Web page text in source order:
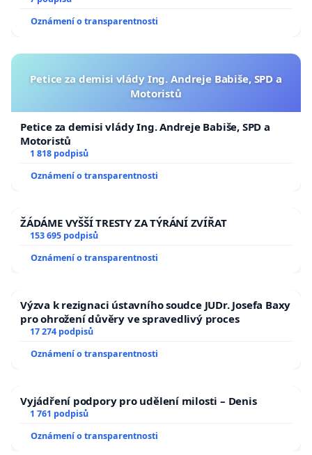
Oznámení o transparentnosti
Petice za demisi vlády Ing. Andreje Babiše, SPD a
Motoristů
Petice za demisi vlády Ing. Andreje Babiše, SPD a
Motoristů
1 818 podpisů
Oznámení o transparentnosti
ŽÁDÁME VYŠŠÍ TRESTY ZA TÝRÁNÍ ZVÍŘAT
153 695 podpisů
Oznámení o transparentnosti
Výzva k rezignaci ústavního soudce JUDr. Josefa Baxy
pro ohrožení důvěry ve spravedlivý proces
17 274 podpisů
Oznámení o transparentnosti
Vyjádření podpory pro udělení milosti – Denis
1 761 podpisů
Oznámení o transparentnosti